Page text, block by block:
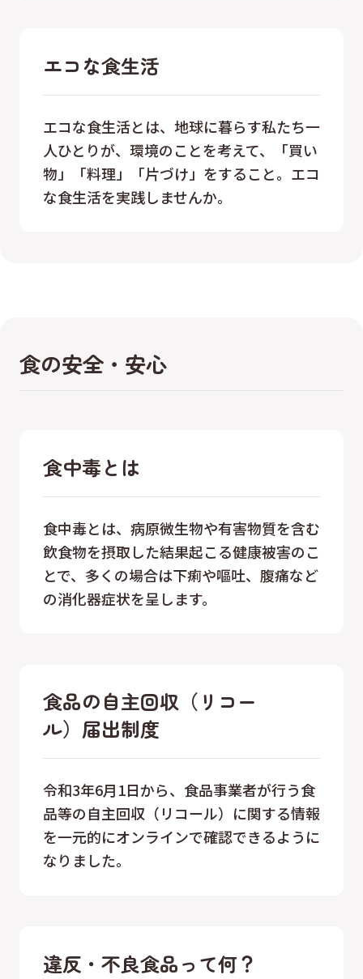
エコな食生活
エコな食生活とは、地球に暮らす私たち一
人ひとりが、環境のことを考えて、「買い
物」「料理」「片づけ」をすること。エコ
な食生活を実践しませんか。
食の安全・安心
食中毒とは
食中毒とは、病原微生物や有害物質を含む
飲食物を摂取した結果起こる健康被害のこ
とで、多くの場合は下痢や嘔吐、腹痛など
の消化器症状を呈します。
食品の自主回収（リコー
ル）届出制度
令和3年6月1日から、食品事業者が行う食
品等の自主回収（リコール）に関する情報
を一元的にオンラインで確認できるように
なりました。
違反・不良食品って何？